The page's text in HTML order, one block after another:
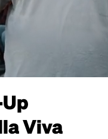
Viva